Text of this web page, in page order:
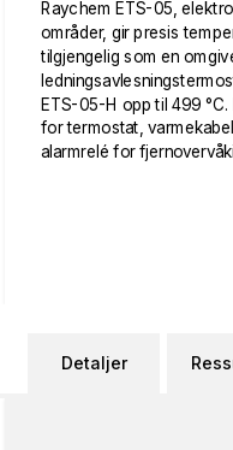
Raychem ETS-05,
områder, gir presis
tilgjengelig som en
ETS-05-H opp til 499
for termostat,
alarmrelé for
Detaljer